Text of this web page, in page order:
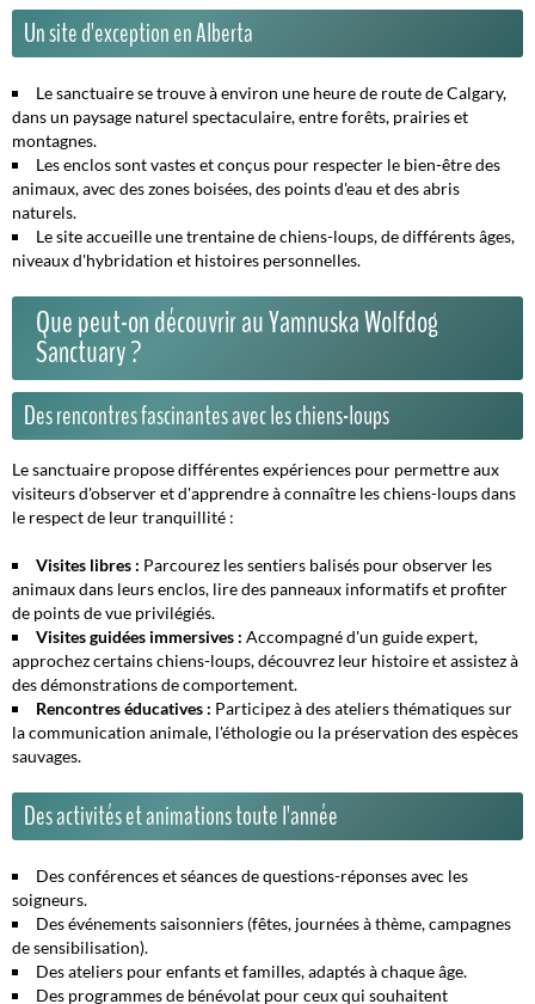
Un site d'exception en Alberta
Le sanctuaire se trouve à environ une heure de route de Calgary,
dans un paysage naturel spectaculaire, entre forêts, prairies et
montagnes.
Les enclos sont vastes et conçus pour respecter le bien-être des
animaux, avec des zones boisées, des points d'eau et des abris
naturels.
Le site accueille une trentaine de chiens-loups, de différents âges,
niveaux d'hybridation et histoires personnelles.
Que peut-on découvrir au Yamnuska Wolfdog
Sanctuary ?
Des rencontres fascinantes avec les chiens-loups
Le sanctuaire propose différentes expériences pour permettre aux
visiteurs d'observer et d'apprendre à connaître les chiens-loups dans
le respect de leur tranquillité :
Visites libres : Parcourez les sentiers balisés pour observer les
animaux dans leurs enclos, lire des panneaux informatifs et profiter
de points de vue privilégiés.
Visites guidées immersives : Accompagné d'un guide expert,
approchez certains chiens-loups, découvrez leur histoire et assistez à
des démonstrations de comportement.
Rencontres éducatives : Participez à des ateliers thématiques sur
la communication animale, l'éthologie ou la préservation des espèces
sauvages.
Des activités et animations toute l'année
Des conférences et séances de questions-réponses avec les
soigneurs.
Des événements saisonniers (fêtes, journées à thème, campagnes
de sensibilisation).
Des ateliers pour enfants et familles, adaptés à chaque âge.
Des programmes de bénévolat pour ceux qui souhaitent